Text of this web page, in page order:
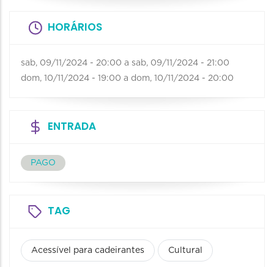
HORÁRIOS
sab, 09/11/2024 - 20:00 a sab, 09/11/2024 - 21:00
dom, 10/11/2024 - 19:00 a dom, 10/11/2024 - 20:00
ENTRADA
PAGO
TAG
Acessível para cadeirantes Cultural